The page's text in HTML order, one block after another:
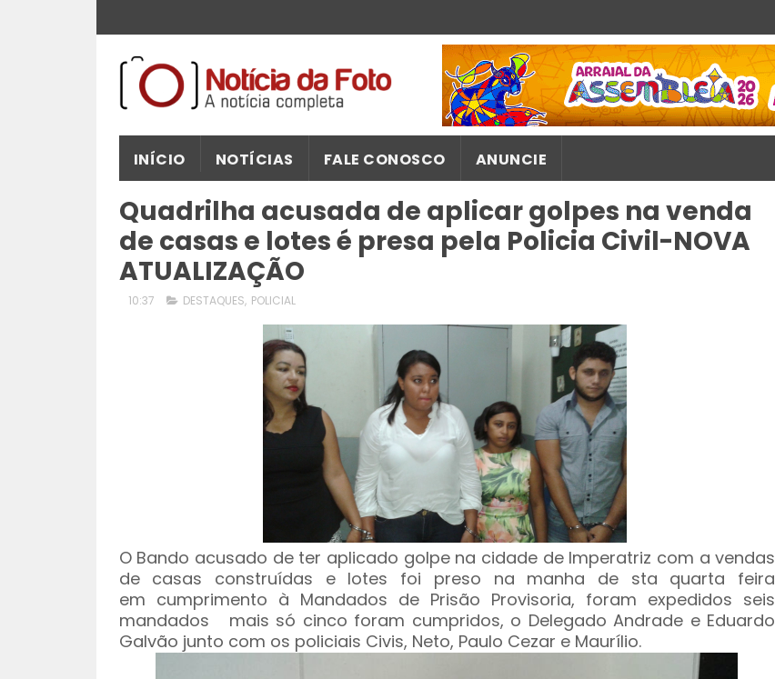
INÍCIO NOTÍCIAS FALE CONOSCO ANUNCIE
Quadrilha acusada de aplicar golpes na venda
de casas e lotes é presa pela Policia Civil-NOVA
ATUALIZAÇÃO
10:37 DESTAQUES, POLICIAL
O Bando acusado de ter aplicado golpe na cidade de Imperatriz com a vendas
de casas construídas e lotes foi preso na manha de sta quarta feira
em cumprimento à Mandados de Prisão Provisoria, foram expedidos seis
mandados mais só cinco foram cumpridos, o Delegado Andrade e Eduardo
Galvão junto com os policiais Civis, Neto, Paulo Cezar e Maurílio.